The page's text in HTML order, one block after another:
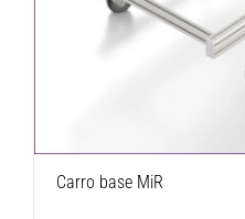
Carro base MiR